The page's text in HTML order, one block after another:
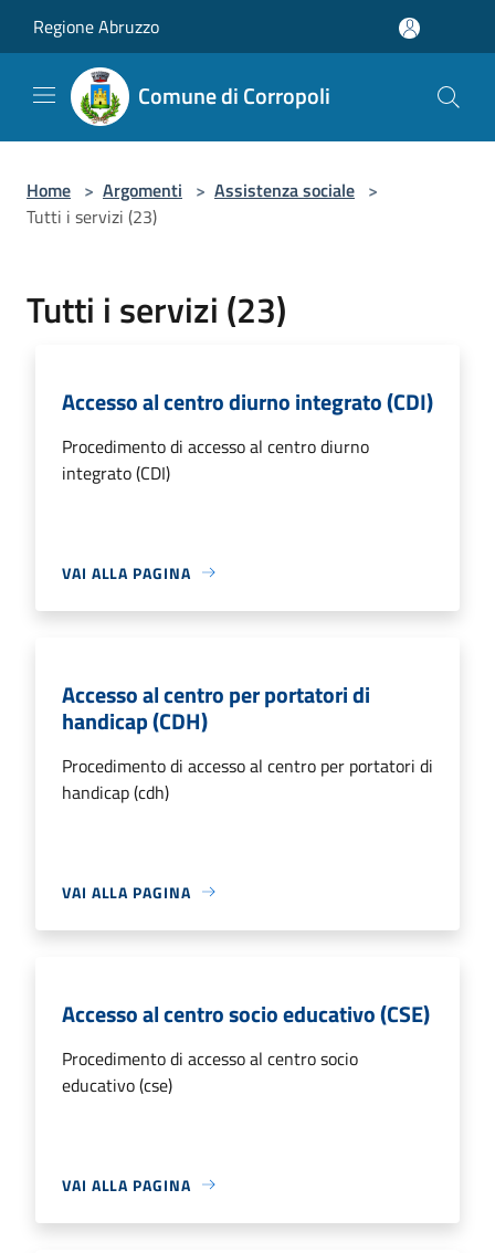
Regione Abruzzo
Comune di Corropoli
Home > Argomenti > Assistenza sociale >
Tutti i servizi (23)
Tutti i servizi (23)
Accesso al centro diurno integrato (CDI)
Procedimento di accesso al centro diurno
integrato (CDI)
VAI ALLA PAGINA
Accesso al centro per portatori di
handicap (CDH)
Procedimento di accesso al centro per portatori di
handicap (cdh)
VAI ALLA PAGINA
Accesso al centro socio educativo (CSE)
Procedimento di accesso al centro socio
educativo (cse)
VAI ALLA PAGINA